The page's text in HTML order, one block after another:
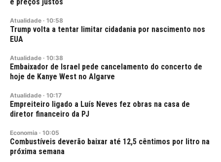
e preços justos
Atualidade · 10:58
Trump volta a tentar limitar cidadania por nascimento nos
EUA
Atualidade · 10:38
Embaixador de Israel pede cancelamento do concerto de
hoje de Kanye West no Algarve
Atualidade · 10:17
Empreiteiro ligado a Luís Neves fez obras na casa de
diretor financeiro da PJ
Economia · 10:05
Combustíveis deverão baixar até 12,5 cêntimos por litro na
próxima semana